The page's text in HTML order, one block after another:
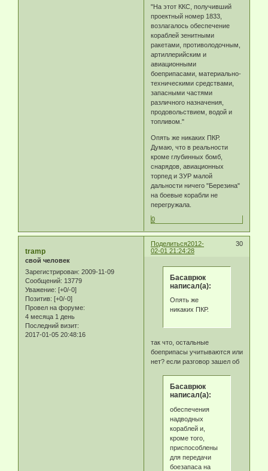
"На этот ККС, получивший
проектный номер 1833,
возлагалось обеспечение
кораблей зенитными
ракетами, противолодочным,
артиллерийским и
авиационными
боеприпасами, материально-
техническими средствами,
запасными частями
различного назначения,
продовольствием, водой и
топливом."
Опять же никаких ПКР.
Думаю, что в реальности
кроме глубинных бомб,
снарядов, авиационных
торпед и ЗУР малой
дальности ничего "Березина"
на боевые корабли не
перегружала.
0
Поделиться 30
2012-
02-01 21:24:28
tramp
свой человек
Зарегистрирован: 2009-11-09
Сообщений: 13779
Уважение: [+0/-0]
Позитив: [+0/-0]
Провел на форуме:
4 месяца 1 день
Последний визит:
2017-01-05 20:48:16
Басаврюк
написал(а):
Опять же
никаких ПКР.
так что, остальные
боеприпасы учитываются или
нет? если разговор зашел об
Басаврюк
написал(а):
обеспечения
надводных
кораблей и,
кроме того,
приспособлены
для передачи
боезапаса на